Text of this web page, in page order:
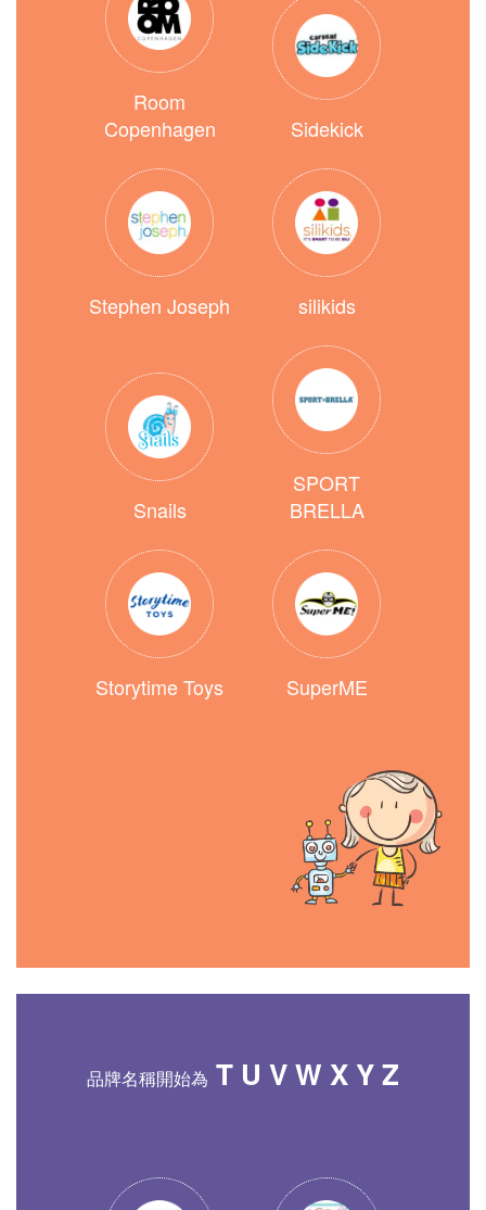
Room
Copenhagen
Sidekick
Stephen Joseph silikids
Snails
SPORT
BRELLA
Storytime Toys SuperME
品牌名稱開始為 T U V W X Y Z